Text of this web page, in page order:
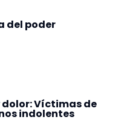
del poder
Víctimas de
indolentes